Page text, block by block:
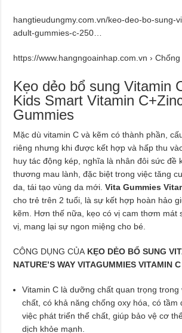
hangtieudungmy.com.vn/keo-deo-bo-sung-
adult-gummies-c-250…
https://www.hangngoainhap.com.vn ›
Kẹo dẻo bổ sung Vitamin
Kids Smart Vitamin
Gummies
Mặc dù vitamin C và kẽm có thành phần,
riêng nhưng khi được kết hợp và hấp thu
huy tác động kép, nghĩa là nhân đôi sức đề
thương mau lành, đặc biệt trong việc tăng
da, tái tạo vùng da mới.Vita Gummies
cho trẻ trên 2 tuổi, là sự kết hợp hoàn hảo
kẽm. Hơn thế nữa, kẹo có vị cam thơm mát
vị, mang lại sự ngon miệng cho bé.
CÔNG DỤNG CỦA KẸO DẺO BỔ SUNG
NATURE’S WAY VITAGUMMIES VITAMIN
Vitamin C là dưỡng chất quan trọng trong
chất, có khả năng chống oxy hóa, có tầm
việc phát triển thể chất, giúp bảo vệ cơ
dịch khỏe mạnh.